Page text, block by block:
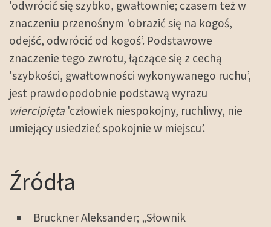
'odwrócić się szybko, gwałtownie; czasem też w
znaczeniu przenośnym 'obrazić się na kogoś,
odejść, odwrócić od kogoś’. Podstawowe
znaczenie tego zwrotu, łączące się z cechą
'szybkości, gwałtowności wykonywanego ruchu’,
jest prawdopodobnie podstawą wyrazu
wiercipięta 'człowiek niespokojny, ruchliwy, nie
umiejący usiedzieć spokojnie w miejscu’.
Źródła
Bruckner Aleksander; „Słownik